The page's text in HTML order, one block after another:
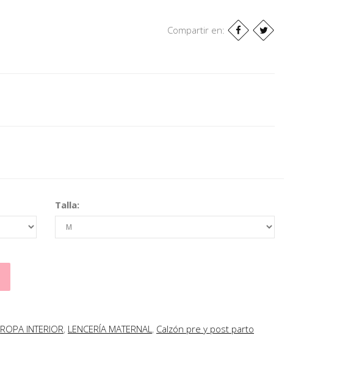
Compartir en:
Talla:
ROPA INTERIOR, LENCERÍA MATERNAL, Calzón pre y post parto